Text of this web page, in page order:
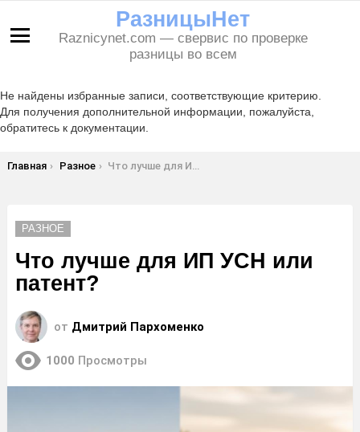
РазницыНет
Raznicynet.com — свервис по проверке
разницы во всем
Не найдены избранные записи, соответствующие критерию.
Для получения дополнительной информации, пожалуйста,
обратитесь к документации.
Вы здесь:
Главная Разное Что лучше для ИП УСН или патент?
РАЗНОЕ
Что лучше для ИП УСН или
патент?
от Дмитрий Пархоменко
1000 Просмотры